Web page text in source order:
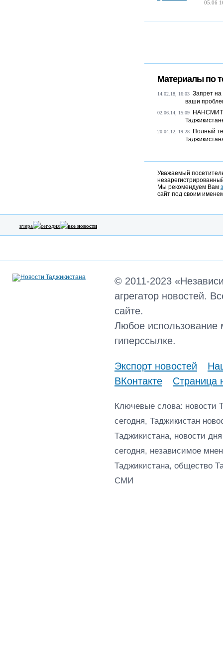
05.06
Материалы по
14.02.18, 16:03 Запрет на
ваши
02.06.14, 15:09
НАНСМИТ:
20.04.12, 19:28
Полный
Уважаемый
Мы рекомендуем Вам
сайт под своим
вчера сегодня все новости
© 2011-2023
агрегатор новостей.
сайте.
Любое использование
гиперссылке.
Экспорт новостей
ВКонтакте
Страница
Ключевые слова: новости
сегодня, Таджикистан
Таджикистана, новости
сегодня, независимое
Таджикистана, общество
СМИ